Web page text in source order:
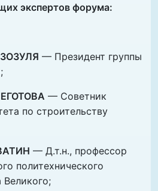
экспертов форума:
ЗОЗУЛЯ — Президент группы
— Советник
по строительству
— Д.т.н., профессор
политехнического
Великого;